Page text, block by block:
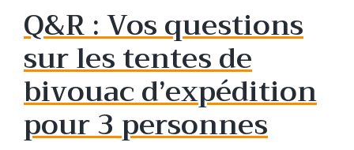
Q&R : Vos questions
sur les tentes de
bivouac d’expédition
pour 3 personnes